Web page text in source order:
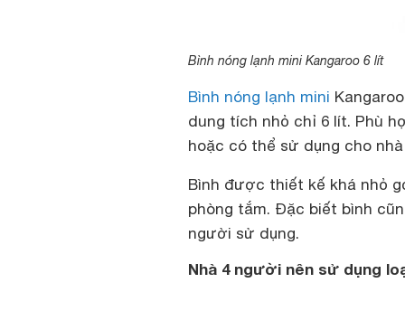
Bình nóng lạnh mini Kangaroo 6 lít
Bình nóng lạnh mini
dung tích nhỏ chỉ 6 lít. Phù
hoặc có thể sử dụng cho
Bình được thiết kế khá nhỏ
phòng tắm. Đặc biết bình
người sử dụng.
Nhà 4 người nên sử dụng